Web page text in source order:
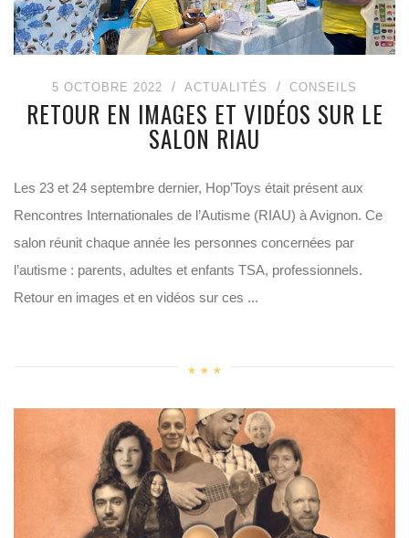
5 OCTOBRE 2022 ACTUALITÉS CONSEILS
RETOUR EN IMAGES ET VIDÉOS SUR LE
SALON RIAU
Les 23 et 24 septembre dernier, Hop’Toys était présent aux
Rencontres Internationales de l’Autisme (RIAU) à Avignon. Ce
salon réunit chaque année les personnes concernées par
l’autisme : parents, adultes et enfants TSA, professionnels.
Retour en images et en vidéos sur ces ...